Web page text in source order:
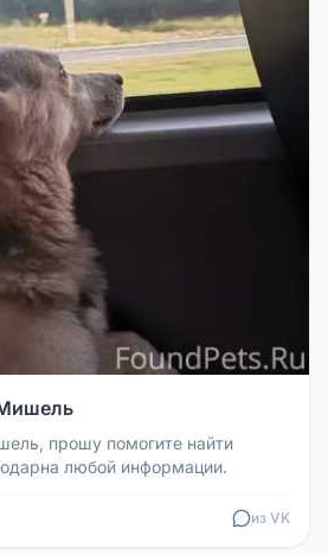
прошу помогите найти
любой информации.
из VK